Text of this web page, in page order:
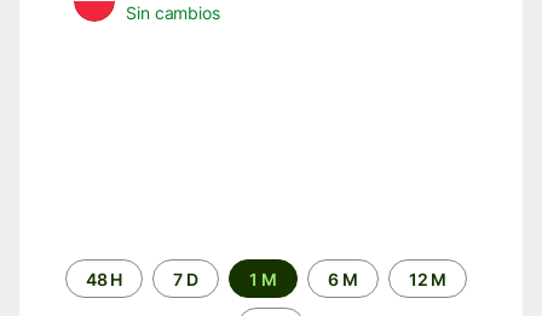
Sin cambios
Periodo48 H 7 D 1 M 6 M 12 M